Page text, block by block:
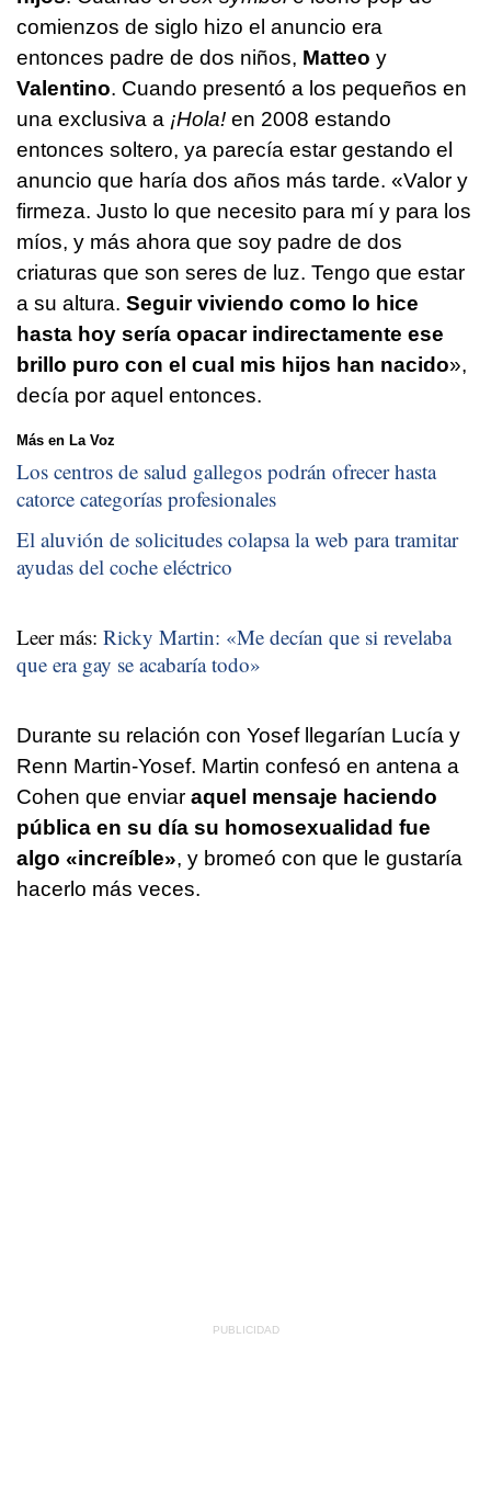
comienzos de siglo hizo el anuncio era
entonces padre de dos niños, Matteo y
Valentino. Cuando presentó a los pequeños en
una exclusiva a ¡Hola! en 2008 estando
entonces soltero, ya parecía estar gestando el
anuncio que haría dos años más tarde. «Valor y
firmeza. Justo lo que necesito para mí y para los
míos, y más ahora que soy padre de dos
criaturas que son seres de luz. Tengo que estar
a su altura. Seguir viviendo como lo hice
hasta hoy sería opacar indirectamente ese
brillo puro con el cual mis hijos han nacido»,
decía por aquel entonces.
Más en La Voz
Los centros de salud gallegos podrán ofrecer hasta
catorce categorías profesionales
El aluvión de solicitudes colapsa la web para tramitar
ayudas del coche eléctrico
Leer más: Ricky Martin: «Me decían que si revelaba
que era gay se acabaría todo»
Durante su relación con Yosef llegarían Lucía y
Renn Martin-Yosef. Martin confesó en antena a
Cohen que enviar aquel mensaje haciendo
pública en su día su homosexualidad fue
algo «increíble», y bromeó con que le gustaría
hacerlo más veces.